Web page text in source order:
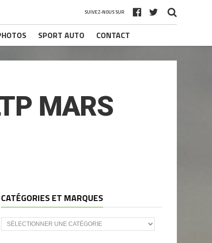
SUIVEZ-NOUS SUR
SPORT AUTO CONTACT
MARS
CATÉGORIES ET MARQUES
Catégories
et